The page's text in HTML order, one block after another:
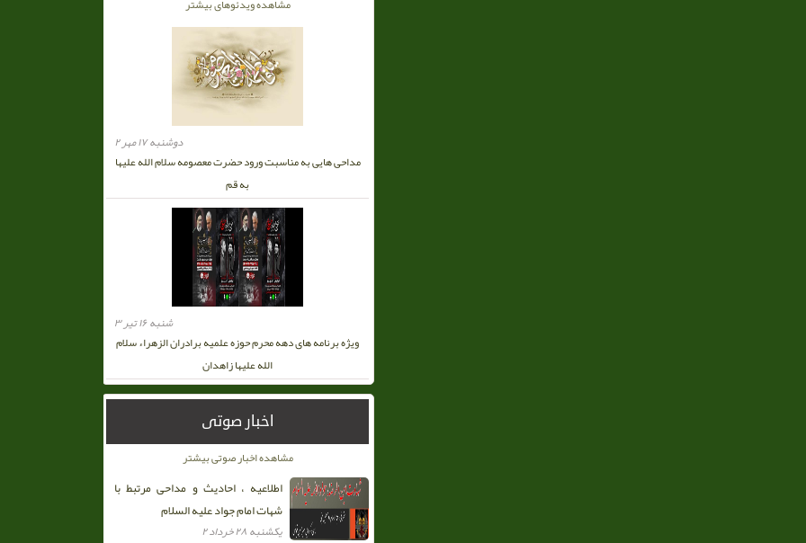
ویژه برنامه های دهه محرم حوزه علمیه برادران الزهراء سلام
الله علیها زاهدان
شنبه ۱۶ تیر ۳
مداحی هایی به مناسبت ورود حضرت معصومه سلام الله علیها
به قم
دوشنبه ۱۷ مهر ۲
مشاهده ویدئوهای بیشتر
اخبار صوتی
اطلاعیه ، احادیث و مداحی مرتبط با
شهات امام جواد علیه السلام
يکشنبه ۲۸ خرداد ۲
مشاهده اخبار صوتی بیشتر